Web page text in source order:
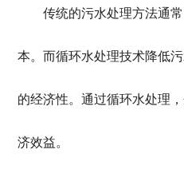
传统的污水处理方法通常
本。而循环水处理技术降低
的经济性。通过循环水处理
济效益。